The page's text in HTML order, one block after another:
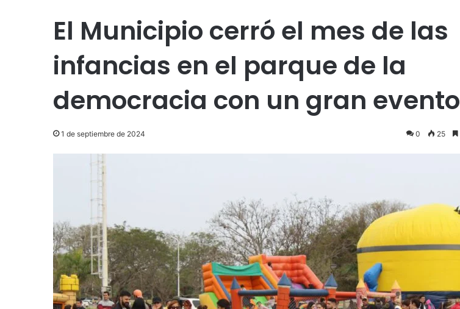
El Municipio cerró el mes de las
infancias en el parque de la
democracia con un gran evento
1 de septiembre de 2024 0 25